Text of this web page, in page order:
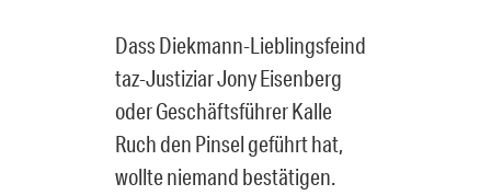
Dass Diekmann-Lieblingsfeind
taz-Justiziar Jony Eisenberg
oder Geschäftsführer Kalle
Ruch den Pinsel geführt hat,
wollte niemand bestätigen.